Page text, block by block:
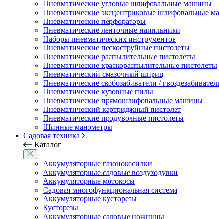
Пневматические угловые шлифовальные машины
Пневматические эксцентриковые шлифовальные
Пневматические перфораторы
Пневматические ленточные напильники
Наборы пневматических инструментов
Пневматические пескоструйные пистолеты
Пневматические распылительные пистолеты
Пневматические краскораспылительные пистолеты
Пневматический смазочный шприц
Пневматические скобозабиватели /
Пневматические кузовные пилы
Пневматические прямошлифовальные машины
Пневматический картриджный пистолет
Пневматические продувочные пистолеты
Шинные манометры
Садовая техника
Каталог
Аккумуляторные газонокосилки
Аккумуляторные садовые воздуходувки
Аккумуляторные мотокосы
Садовая многофункциональная система
Аккумуляторные кусторезы
Кусторезы
Аккумуляторные садовые ножницы